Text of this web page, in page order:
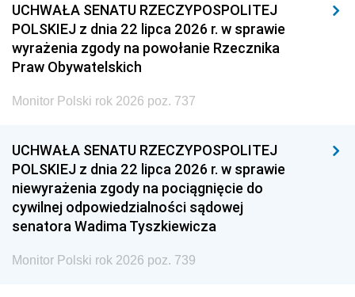
UCHWAŁA SENATU RZECZYPOSPOLITEJ
POLSKIEJ z dnia 22 lipca 2026 r. w sprawie
wyrażenia zgody na powołanie Rzecznika
Praw Obywatelskich
Monitor Polski rok 2026 poz. 737
UCHWAŁA SENATU RZECZYPOSPOLITEJ
POLSKIEJ z dnia 22 lipca 2026 r. w sprawie
niewyrażenia zgody na pociągnięcie do
cywilnej odpowiedzialności sądowej
senatora Wadima Tyszkiewicza
Monitor Polski rok 2026 poz. 739